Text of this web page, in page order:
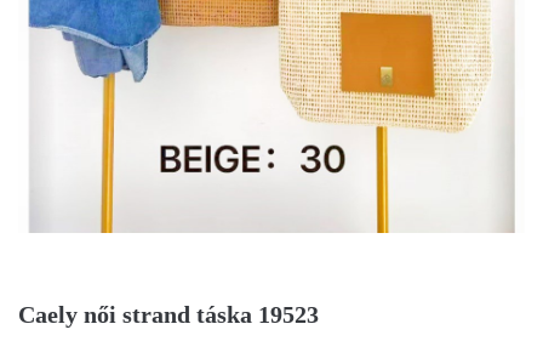
Caely női strand táska 19523